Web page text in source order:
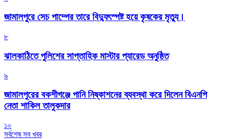
জামালপুরে সেচ পাম্পের তারে বিদ্যুৎস্পষ্ট হয়ে কৃষকের মৃত্যু।
৮
‎ঝালকাঠিতে পুলিশের সাপ্তাহিক মাস্টার প্যারেড অনুষ্ঠিত
৯
জামালপুরের বকশীগঞ্জে পানি নিষ্কাশনের ব্যবস্থা করে দিলেন বিএনপি
নেতা শাকিল তালুকদার
১০
সর্বশেষ সব খবর